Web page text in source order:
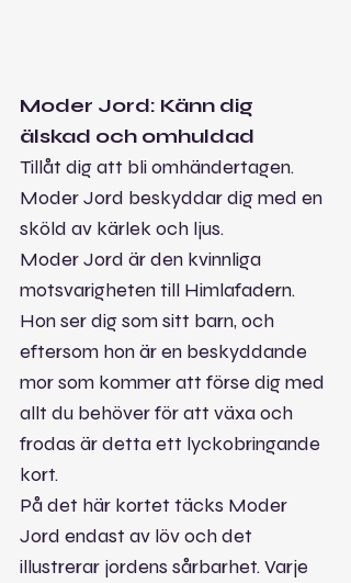
Moder Jord: Känn dig
älskad och omhuldad
Tillåt dig att bli omhändertagen.
Moder Jord beskyddar dig med en
sköld av kärlek och ljus.
Moder Jord är den kvinnliga
motsvarigheten till Himlafadern.
Hon ser dig som sitt barn, och
eftersom hon är en beskyddande
mor som kommer att förse dig med
allt du behöver för att växa och
frodas är detta ett lyckobringande
kort.
På det här kortet täcks Moder
Jord endast av löv och det
illustrerar jordens sårbarhet. Varje